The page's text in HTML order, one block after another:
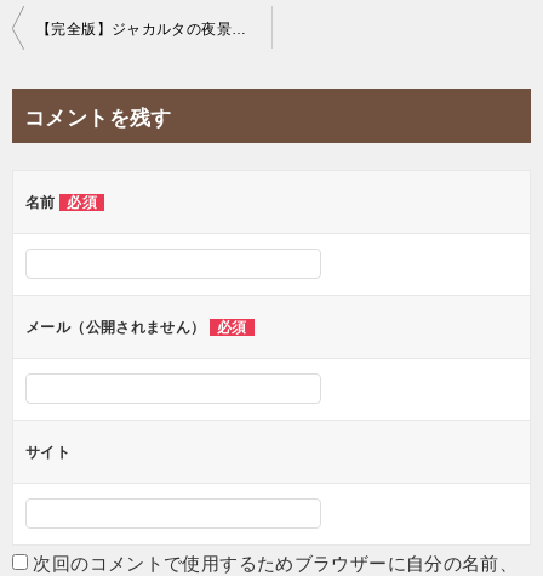
投
ー
ョ
【完全版】ジャカルタの夜景を一望できる20のおすすめスカイバーを紹介！
コメントを残す
名前 必須
メール（公開されません） 必須
サイト
次回のコメントで使用するためブラウザーに自分の名前、